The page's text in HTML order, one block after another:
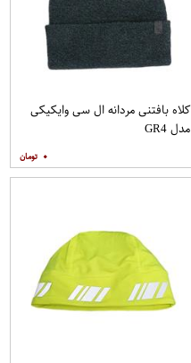
کلاه بافتنی مردانه ال سی وایکیکی
مدل GR4
۰